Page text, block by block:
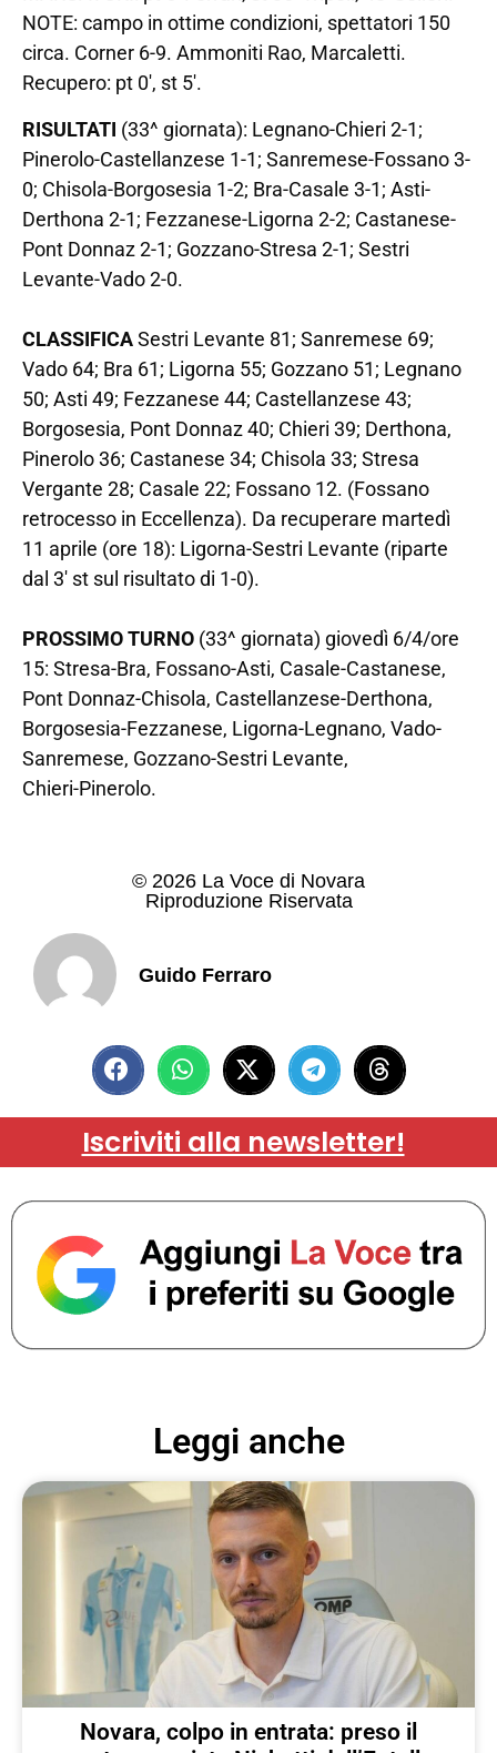
NOTE: campo in ottime condizioni, spettatori 150
circa. Corner 6-9. Ammoniti Rao, Marcaletti.
Recupero: pt 0′, st 5′.
RISULTATI (33^ giornata): Legnano-Chieri 2-1;
Pinerolo-Castellanzese 1-1; Sanremese-Fossano 3-
0; Chisola-Borgosesia 1-2; Bra-Casale 3-1; Asti-
Derthona 2-1; Fezzanese-Ligorna 2-2; Castanese-
Pont Donnaz 2-1; Gozzano-Stresa 2-1; Sestri
Levante-Vado 2-0.
CLASSIFICASestri Levante 81; Sanremese 69;
Vado 64; Bra 61; Ligorna 55; Gozzano 51; Legnano
50; Asti 49; Fezzanese 44; Castellanzese 43;
Borgosesia, Pont Donnaz 40; Chieri 39; Derthona,
Pinerolo 36; Castanese 34; Chisola 33; Stresa
Vergante 28; Casale 22; Fossano 12. (Fossano
retrocesso in Eccellenza). Da recuperare martedì
11 aprile (ore 18): Ligorna-Sestri Levante (riparte
dal 3′ st sul risultato di 1-0).
PROSSIMO TURNO (33^ giornata) giovedì 6/4/ore
15: Stresa-Bra, Fossano-Asti, Casale-Castanese,
Pont Donnaz-Chisola, Castellanzese-Derthona,
Borgosesia-Fezzanese, Ligorna-Legnano, Vado-
Sanremese, Gozzano-Sestri Levante,
Chieri-Pinerolo.
© 2026 La Voce di Novara
Riproduzione Riservata
Guido Ferraro
Iscriviti alla newsletter!
Leggi anche
Novara, colpo in entrata: preso il